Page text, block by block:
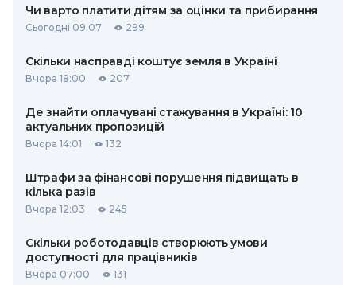
Чи варто платити дітям за оцінки та прибирання
Сьогодні 09:07 299
Скільки насправді коштує земля в Україні
Вчора 18:00 207
Де знайти оплачувані стажування в Україні: 10
актуальних пропозицій
Вчора 14:01 132
Штрафи за фінансові порушення підвищать в
кілька разів
Вчора 12:03 245
Скільки роботодавців створюють умови
доступності для працівників
Вчора 07:00 131